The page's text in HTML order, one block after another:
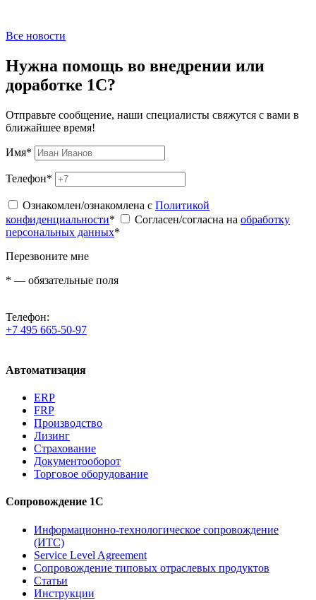
Все новости
Нужна помощь во внедрении или
доработке 1С?
Отправьте сообщение, наши специалисты свяжутся с вами в
ближайшее время!
Имя*
Телефон*
Ознакомлен/ознакомлена с Политикой
конфиденциальности* Согласен/согласна на обработку
персональных данных*
Перезвоните мне
* — обязательные поля
Телефон:
+7 495 665-50-97
Автоматизация
ERP
FRP
Производство
Лизинг
Страхование
Документооборот
Торговое оборудование
Сопровождение 1С
Информационно-технологическое сопровождение
(ИТС)
Service Level Agreement
Сопровождение типовых отраслевых продуктов
Статьи
Инструкции